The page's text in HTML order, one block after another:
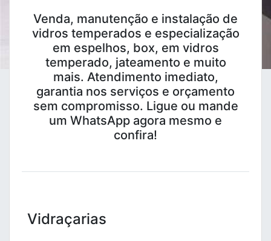
Venda, manutenção e instalação de
vidros temperados e especialização
em espelhos, box, em vidros
temperado, jateamento e muito
mais. Atendimento imediato,
garantia nos serviços e orçamento
sem compromisso. Ligue ou mande
um WhatsApp agora mesmo e
confira!
Vidraçarias